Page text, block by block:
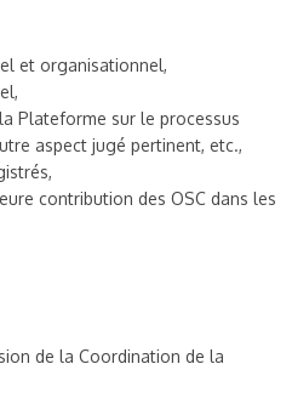
et organisationnel,
Plateforme sur le processus
aspect jugé pertinent, etc.,
contribution des OSC dans les
de la Coordination de la